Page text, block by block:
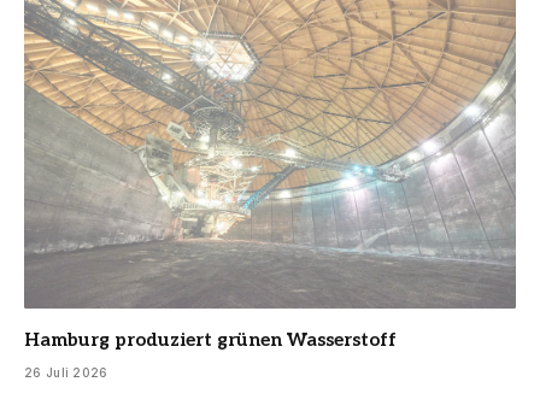
Hamburg produziert grünen Wasserstoff
26 Juli 2026